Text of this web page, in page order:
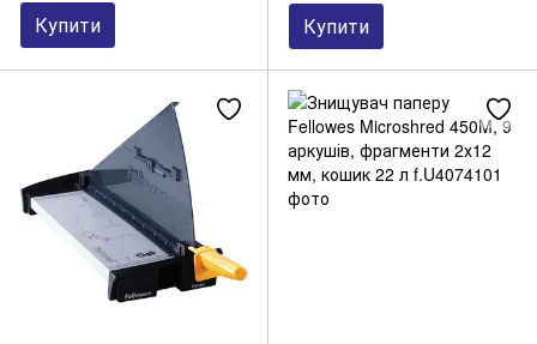
Купити Купити